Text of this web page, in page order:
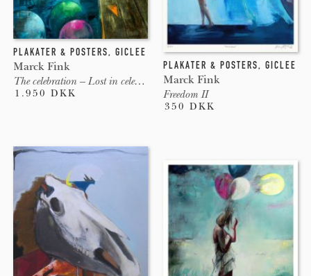
PLAKATER & POSTERS, GICLEE
Marck Fink
The celebration – Lost in celebration XV
1.950 DKK
PLAKATER & POSTERS, GICLEE
Marck Fink
Freedom II
350 DKK